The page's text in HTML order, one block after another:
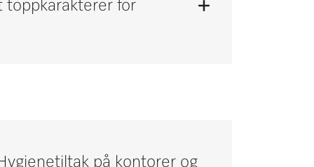
toppkarakterer for
på kontorer og